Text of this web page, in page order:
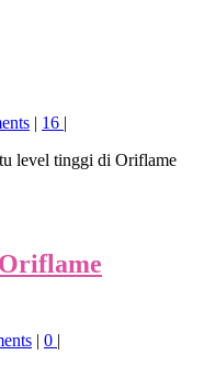
| 16 |
level tinggi di Oriflame
| 0 |